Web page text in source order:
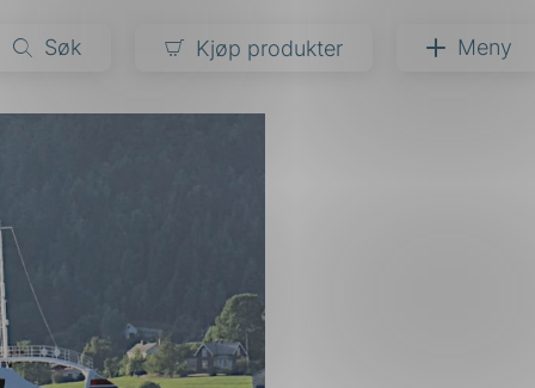
Søk Kjøp produkter Meny